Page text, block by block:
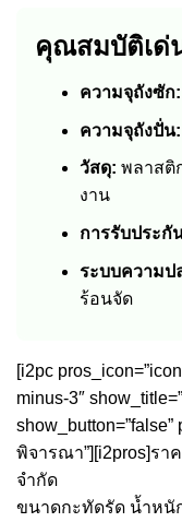
คุณสมบัติเด่
ความจุถังซัก:
ความจุถังปั่น:
วัสดุ: พลาสติ
งาน
การรับประกั
ระบบความป
ร้อนจัด
[i2pc
minus-3″
พิจารณา”][i2pros]รา
จำกัด
ขนาดกะทัดรัด น้ำหนั